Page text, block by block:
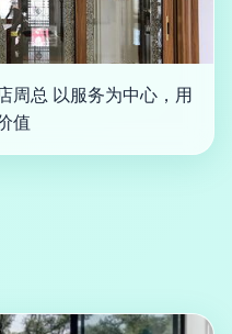
周总 以服务为中心，用
值